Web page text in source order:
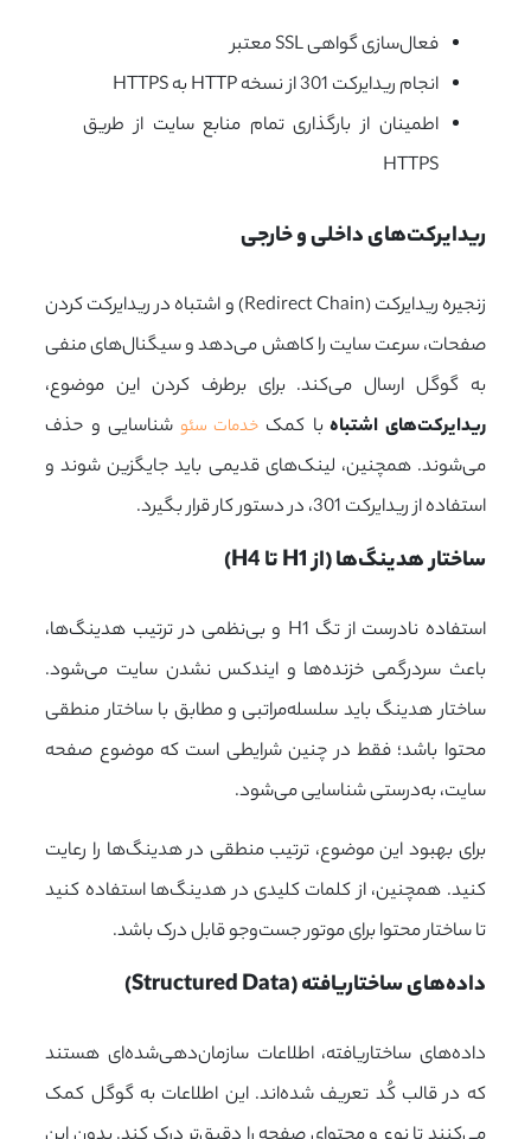
فعال‌سازی گواهی SSL معتبر
انجام ریدایرکت 301 از نسخه HTTP به HTTPS
اطمینان از بارگذاری تمام منابع سایت از طریق
HTTPS
ریدایرکت‌های داخلی و خارجی
زنجیره ریدایرکت (Redirect Chain) و اشتباه در ریدایرکت کردن
صفحات، سرعت سایت را کاهش می‌دهد و سیگنال‌های منفی
به گوگل ارسال می‌کند. برای برطرف کردن این موضوع،
ریدایرکت‌های اشتباه با کمک خدمات سئو شناسایی و حذف
می‌شوند. همچنین، لینک‌های قدیمی باید جایگزین شوند و
استفاده از ریدایرکت 301، در دستور کار قرار بگیرد.
ساختار هدینگ‌ها (از H1 تا H4)
استفاده نادرست از تگ H1 و بی‌نظمی در ترتیب هدینگ‌ها،
باعث سردرگمی خزنده‌ها و ایندکس نشدن سایت می‌شود.
ساختار هدینگ باید سلسله‌مراتبی و مطابق با ساختار منطقی
محتوا باشد؛ فقط در چنین شرایطی است که موضوع صفحه
سایت، به‌درستی شناسایی می‌شود.
برای بهبود این موضوع، ترتیب منطقی در هدینگ‌ها را رعایت
کنید. همچنین، از کلمات کلیدی در هدینگ‌ها استفاده کنید
تا ساختار محتوا برای موتور جست‌وجو قابل درک باشد.
داده‌های ساختاریافته (Structured Data)
داده‌های ساختاریافته، اطلاعات سازمان‌دهی‌شده‌ای هستند
که در قالب کُد تعریف شده‌اند. این اطلاعات به گوگل کمک